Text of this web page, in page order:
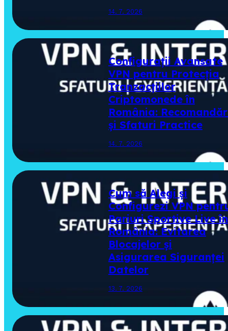
14. 7. 2026
Configurații Avansate
VPN pentru Protecția
Tranzacțiilor
Criptomonede în
România:
și Sfaturi Practice
14. 7. 2026
Cum să Alegi și
Configurezi VPN
Pariuri Sportive Live în
România: Evitarea
Blocajelor și
Asigurarea Siguranței
Datelor
13. 7. 2026